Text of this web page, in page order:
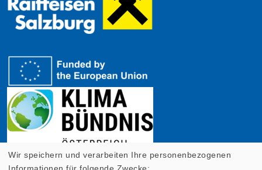
Wir speichern und verarbeiten Ihre personenbezogenen